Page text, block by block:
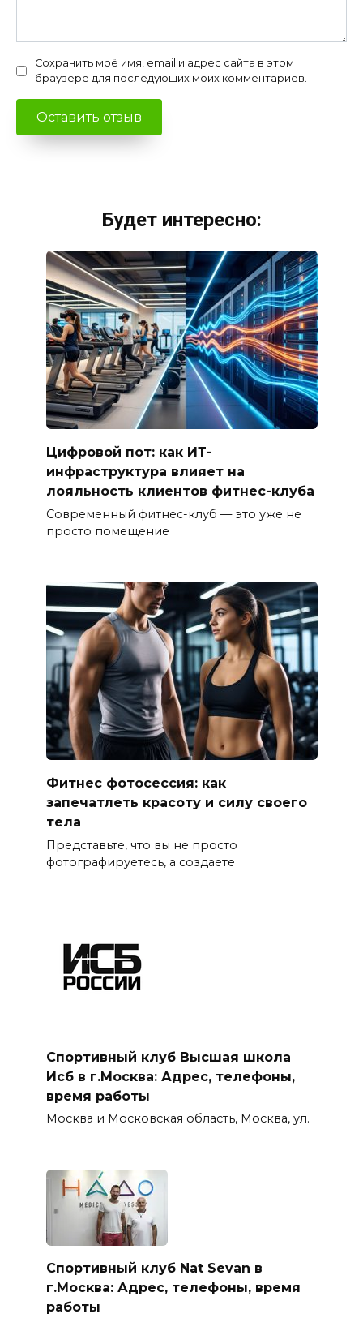
Сохранить моё имя, email и адрес сайта в этом
браузере для последующих моих комментариев.
Будет интересно:
Цифровой пот: как ИТ-
инфраструктура влияет на
лояльность клиентов фитнес-клуба
Современный фитнес-клуб — это уже не
просто помещение
Фитнес фотосессия: как
запечатлеть красоту и силу своего
тела
Представьте, что вы не просто
фотографируетесь, а создаете
Спортивный клуб Высшая школа
Исб в г.Москва: Адрес, телефоны,
время работы
Москва и Московская область, Москва, ул.
Спортивный клуб Nat Sevan в
г.Москва: Адрес, телефоны, время
работы